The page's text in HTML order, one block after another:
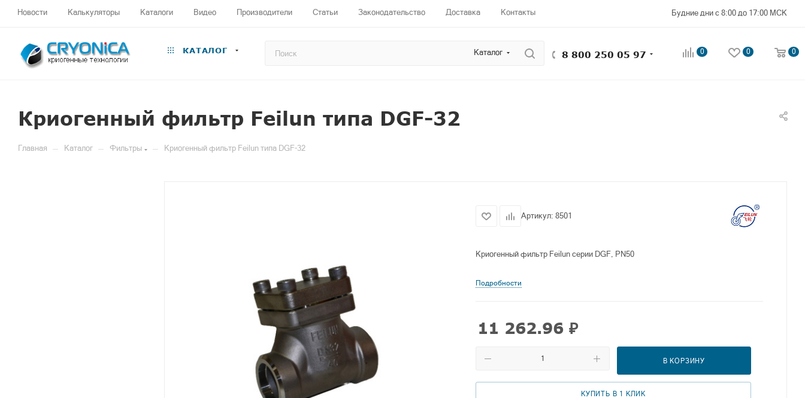
Новости Калькуляторы Каталоги Видео Производители Статьи Законодательство Доставка Контакты Будние дни с 8:00 до 17:00 МСК
КАТАЛОГ Каталог 8 800 250 05 97 0 0 0
Криогенный фильтр Feilun типа DGF-32
Главная — Каталог — Фильтры — Криогенный фильтр Feilun типа DGF-32
Артикул: 8501
Криогенный фильтр Feilun серии DGF, PN50
Подробности
11 262.96 ₽
В КОРЗИНУ
КУПИТЬ В 1 КЛИК